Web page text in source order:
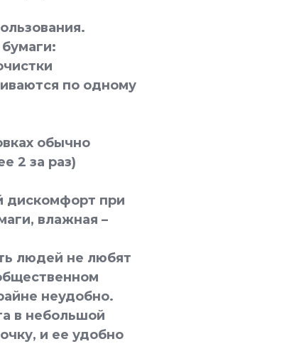
по одному
обычно
2 за раз)
дискомфорт при
влажная –
людей не любят
неудобно.
в небольшой
и ее удобно